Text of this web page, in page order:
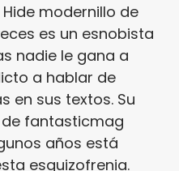
Hide modernillo de
es un esnobista
nadie le gana a
a hablar de
en sus textos. Su
fantasticmag
años está
esquizofrenia.